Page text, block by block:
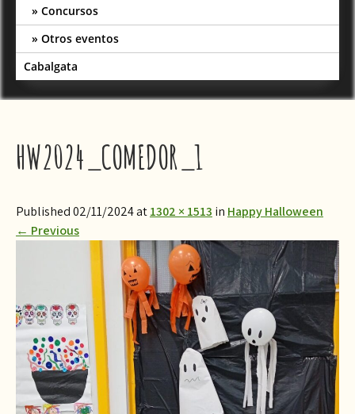
Concursos
Otros eventos
Cabalgata
HW2024_COMEDOR_1
Published 02/11/2024 at1302 × 1513 in Happy Halloween
← Previous